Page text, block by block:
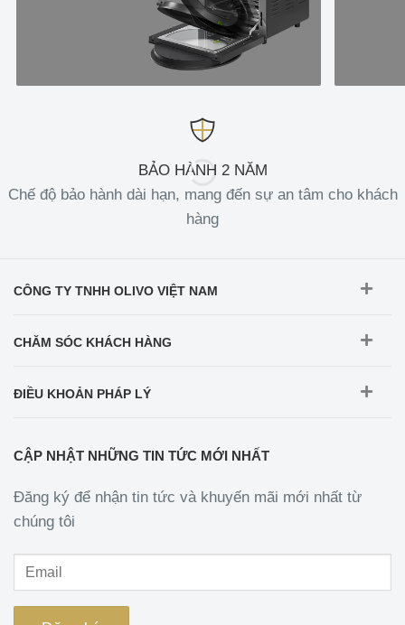
BẢO HÀNH 2 NĂM
Chế độ bảo hành dài hạn, mang đến sự an tâm cho khách
hàng
CÔNG TY TNHH OLIVO VIỆT NAM
CHĂM SÓC KHÁCH HÀNG
ĐIỀU KHOẢN PHÁP LÝ
CẬP NHẬT NHỮNG TIN TỨC MỚI NHẤT
Đăng ký để nhận tin tức và khuyến mãi mới nhất từ
chúng tôi